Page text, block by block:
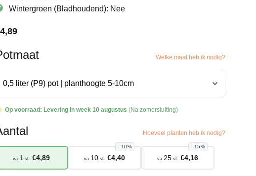
Wintergroen (Bladhoudend): Nee
4,89
Welke maat heb ik nodig?
Op voorraad: Levering in week 10 augustus (Na zomersluiting)
Hoeveel planten heb ik nodig?
va 1 st. €4,89 va 10 st. €4,40
10%
va 25 st. €4,16
15%